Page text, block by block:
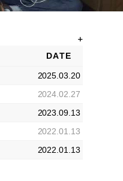
DATE
2025.03.20
2024.02.27
2023.09.13
2022.01.13
2022.01.13